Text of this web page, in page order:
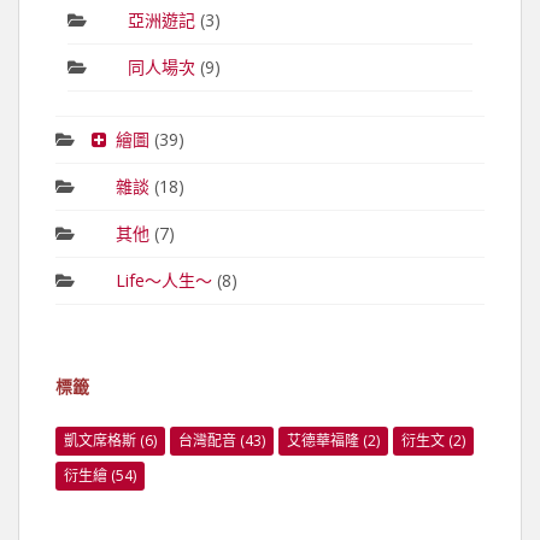
亞洲遊記(3)
同人場次 (9)
繪圖 (39)
雜談 (18)
其他(7)
Life～人生～(8)
標籤
凱文席格斯 (6) 台灣配音 (43) 艾德華福隆 (2) 衍生文 (2)
衍生繪 (54)